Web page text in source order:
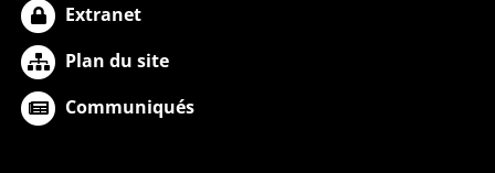
Extranet
Plan du site
Communiqués